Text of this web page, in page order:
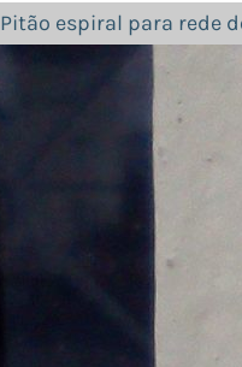
Pitão espiral para rede